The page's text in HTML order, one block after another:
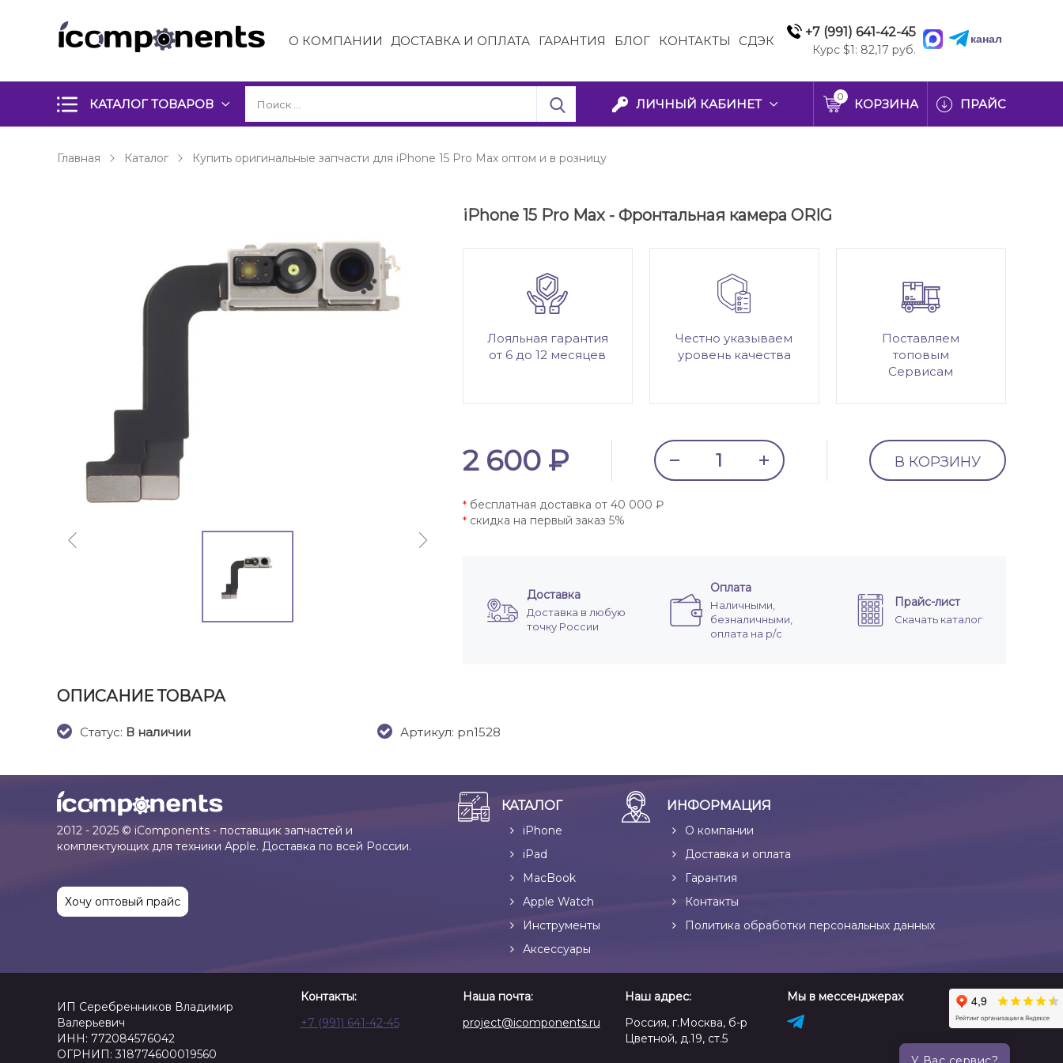
О КОМПАНИИ ДОСТАВКА И ОПЛАТА ГАРАНТИЯ БЛОГ КОНТАКТЫ СДЭК
+7 (991) 641-42-45
Курс $1: 82,17 руб.
канал
КАТАЛОГ ТОВАРОВ ЛИЧНЫЙ КАБИНЕТ
0
КОРЗИНА ПРАЙС
Главная Каталог Купить оригинальные запчасти для iPhone 15 Pro Max оптом и в розницу
iPhone 15 Pro Max - Фронтальная камера ORIG
Лояльная гарантия
от 6 до 12 месяцев
Честно указываем
уровень качества
Поставляем
топовым
Сервисам
2 600 ₽ В КОРЗИНУ
*бесплатная доставка от 40 000 ₽
*скидка на первый заказ 5%
Доставка
Доставка в любую
точку России
Оплата
Наличными,
безналичными,
оплата на р/с
Прайс-лист
Скачать каталог
ОПИСАНИЕ ТОВАРА
Cтатус: В наличии Артикул: pn1528
2012 - 2025 © iComponents - поставщик запчастей и
комплектующих для техники Apple. Доставка по всей России.
Хочу оптовый прайс
КАТАЛОГ
iPhone
iPad
MacBook
Apple Watch
Инструменты
Аксессуары
ИНФОРМАЦИЯ
О компании
Доставка и оплата
Гарантия
Контакты
Политика обработки персональных данных
ИП Серебренников Владимир
Валерьевич
ИНН: 772084576042
ОГРНИП: 318774600019560
Контакты:
+7 (991) 641-42-45
Наша почта:
project@icomponents.ru
Наш адрес:
Россия, г.Москва, б-р
Цветной, д.19, ст.5
Мы в мессенджерах